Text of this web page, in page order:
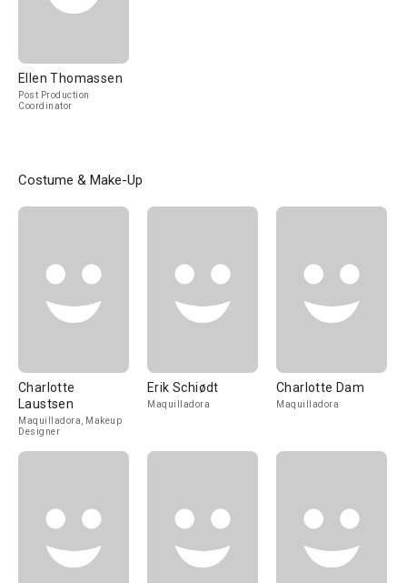
Ellen Thomassen
Post Production
Coordinator
Costume & Make-Up
Charlotte
Laustsen
Maquilladora, Makeup
Designer
Erik Schiødt
Maquilladora
Charlotte Dam
Maquilladora